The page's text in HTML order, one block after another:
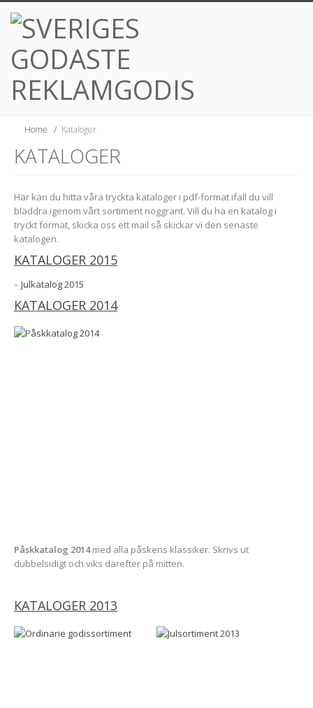
Home / Kataloger
KATALOGER
Här kan du hitta våra tryckta kataloger i pdf-format ifall du vill
bläddra igenom vårt sortiment noggrant. Vill du ha en katalog i
tryckt format, skicka oss ett mail så skickar vi den senaste
katalogen.
KATALOGER 2015
– Julkatalog 2015
KATALOGER 2014
Påskkatalog 2014med alla påskens klassiker. Skrivs ut
dubbelsidigt och viks därefter på mitten.
KATALOGER 2013